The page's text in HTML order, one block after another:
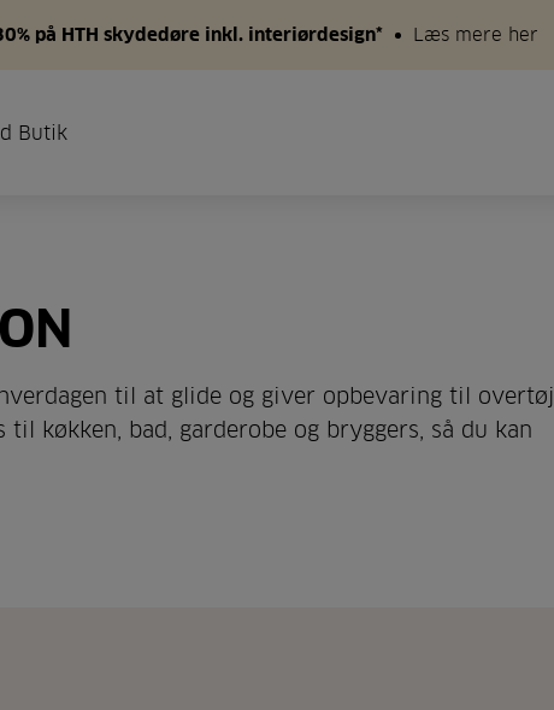
på HTH skydedøre inkl. interiørdesign* Læs mere her
Butik
til at glide og giver opbevaring til overtøj,
køkken, bad, garderobe og bryggers, så du kan